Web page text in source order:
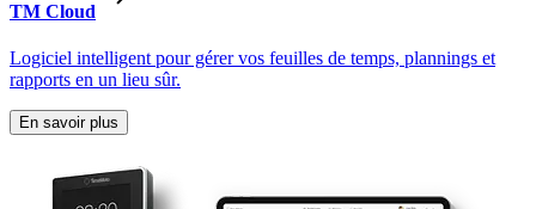
TM Cloud
Logiciel intelligent pour gérer vos feuilles de temps, plannings et
rapports en un lieu sûr.
En savoir plus